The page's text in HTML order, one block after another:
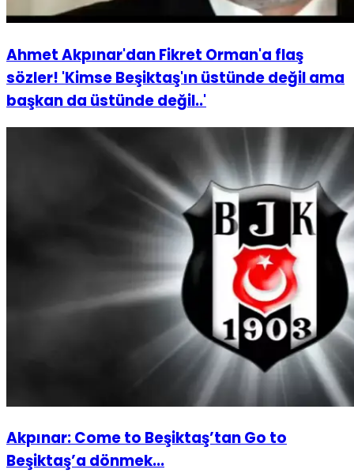
Ahmet Akpınar'dan Fikret Orman'a flaş
sözler! 'Kimse Beşiktaş'ın üstünde değil ama
başkan da üstünde değil..'
Akpınar: Come to Beşiktaş’tan Go to
Beşiktaş’a dönmek...